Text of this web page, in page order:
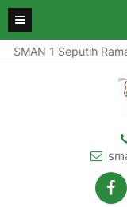
SMAN 1 Seputih